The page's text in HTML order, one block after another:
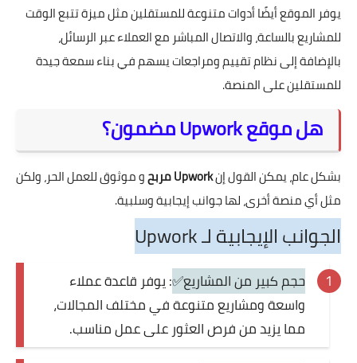
يوفر الموقع أيضًا أدوات متنوعة للمستقلين مثل ميزة تتبع الوقت
للمشاريع بالساعة، والاتصال المباشر مع العملاء عبر الرسائل،
بالإضافة إلى نظام تقييم ومراجعات يسهم في بناء سمعة جيدة
للمستقلين على المنصة.
هل موقع Upwork مضمون؟
بشكل عام، يمكن القول إنUpwork مربح
و موثوق للعمل الحر، ولكن
مثل أي منصة أخرى، لها جوانب إيجابية وسلبية.
الجوانب الإيجابية لـ Upwork
حجم كبير من المشاريع✅: يوفر قاعدة عملاء
واسعة ومشاريع متنوعة في مختلف المجالات،
مما يزيد من فرص العثور على عمل مناسب.